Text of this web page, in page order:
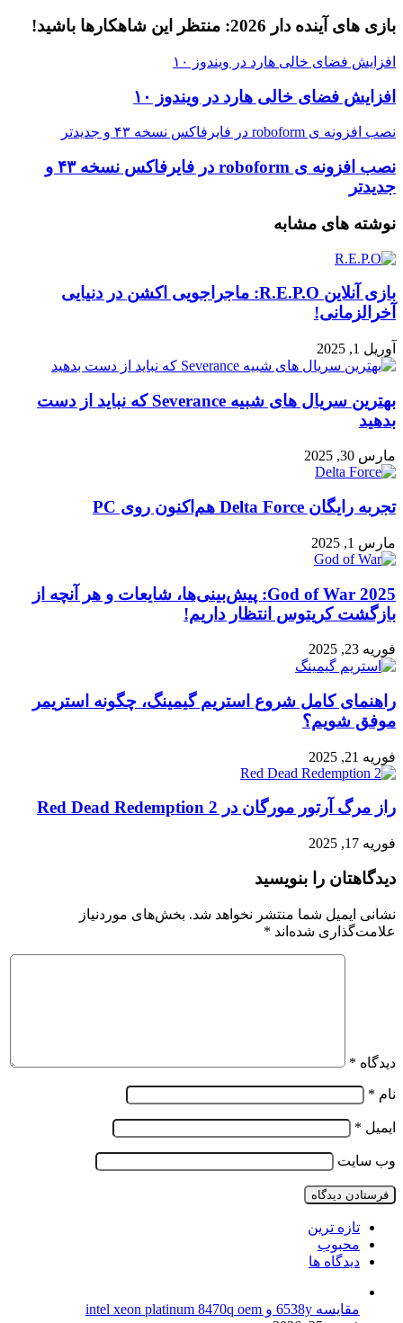
بازی‌ های آینده دار 2026: منتظر این شاهکارها باشید!
افزایش فضای خالی هارد در ویندوز ۱۰
افزایش فضای خالی هارد در ویندوز ۱۰
نصب افزونه ی roboform در فایرفاکس نسخه ۴۳ و جدیدتر
نصب افزونه ی roboform در فایرفاکس نسخه ۴۳ و
جدیدتر
نوشته های مشابه
بازی آنلاین R.E.P.O: ماجراجویی اکشن در دنیایی
آخرالزمانی!
آوریل 1, 2025
بهترین سریال های شبیه Severance که نباید از دست
بدهید
مارس 30, 2025
تجربه رایگان Delta Force هم‌اکنون روی PC
مارس 1, 2025
God of War 2025: پیش‌بینی‌ها، شایعات و هر آنچه از
بازگشت کریتوس انتظار داریم!
فوریه 23, 2025
راهنمای کامل شروع استریم گیمینگ، چگونه استریمر
موفق شویم؟
فوریه 21, 2025
راز مرگ آرتور مورگان در Red Dead Redemption 2
فوریه 17, 2025
دیدگاهتان را بنویسید
نشانی ایمیل شما منتشر نخواهد شد. بخش‌های موردنیاز
علامت‌گذاری شده‌اند *
دیدگاه *
نام *
ایمیل *
وب‌ سایت
تازه ترین
محبوب
دیدگاه ها
مقایسه 6538y و intel xeon platinum 8470q oem